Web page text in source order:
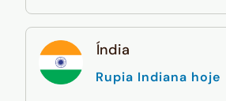
Índia
Rupia Indiana hoje